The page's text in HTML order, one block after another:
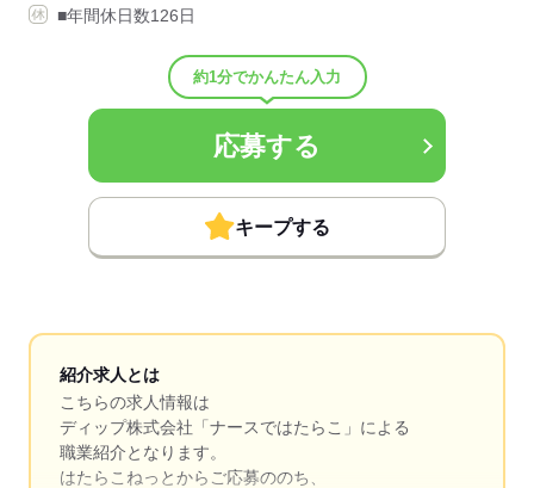
■年間休日数126日
約1分でかんたん入力
応募する
キープする
紹介求人とは
こちらの求人情報は
ディップ株式会社「ナースではたらこ」による
職業紹介となります。
はたらこねっとからご応募ののち、